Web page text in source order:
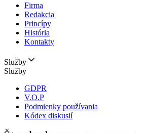
Firma
Redakcia
Princípy
História
Kontakty
Služby
Služby
GDPR
V.O.P
Podmienky používania
Kódex diskusií